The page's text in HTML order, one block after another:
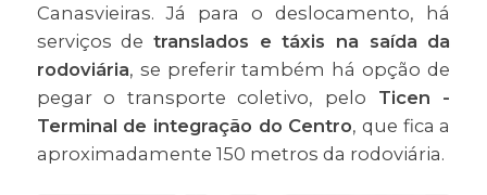
Canasvieiras. Já para o deslocamento, há
serviços de translados e táxis na saída da
rodoviária, se preferir também há opção de
pegar o transporte coletivo, pelo Ticen -
Terminal de integração do Centro, que fica a
aproximadamente 150 metros da rodoviária.